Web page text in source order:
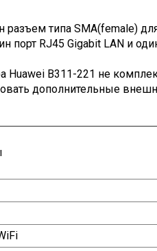
разъем типа SMA(female)
порт RJ45 Gigabit LAN и
Huawei B311-221 не
дополнительные